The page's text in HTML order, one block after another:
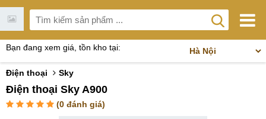
Bạn đang xem giá, tồn kho tại:
Điện thoại Sky
Điện thoại Sky A900
(0 đánh giá)